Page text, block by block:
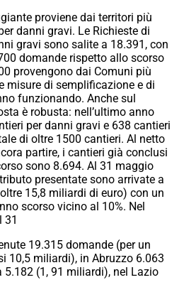
proviene dai territori più
danni gravi. Le Richieste di
gravi sono salite a 18.391, con
domande rispetto allo scorso
provengono dai Comuni più
misure di semplificazione e di
funzionando. Anche sul
è robusta: nell’ultimo anno
per danni gravi e 638 cantieri
di oltre 1500 cantieri. Al netto
partire, i cantieri già conclusi
sono 8.694. Al 31 maggio
presentate sono arrivate a
15,8 miliardi di euro) con un
scorso vicino al 10%. Nel
31
19.315 domande (per un
10,5 miliardi), in Abruzzo 6.063
5.182 (1, 91 miliardi), nel Lazio